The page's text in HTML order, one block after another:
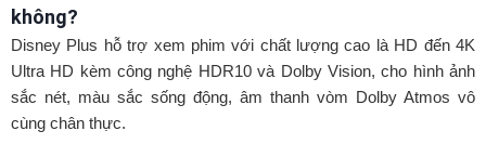
không?
Disney Plus hỗ trợ xem phim với chất lượng cao là HD đến 4K
Ultra HD kèm công nghệ HDR10 và Dolby Vision, cho hình ảnh
sắc nét, màu sắc sống động, âm thanh vòm Dolby Atmos vô
cùng chân thực.